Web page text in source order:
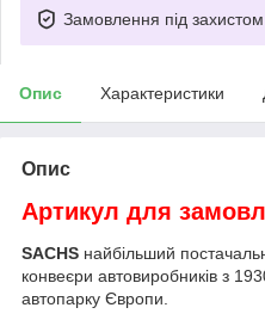
Замовлення під захистом
Опис Характеристики
Опис
Артикул для
SACHS найбільший
конвеєри автовиробників з
автопарку Європи.